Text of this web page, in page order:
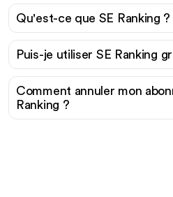
Qu'est-ce que SE Ranking ?
Puis-je utiliser SE Ranking
Comment annuler mon
Ranking ?